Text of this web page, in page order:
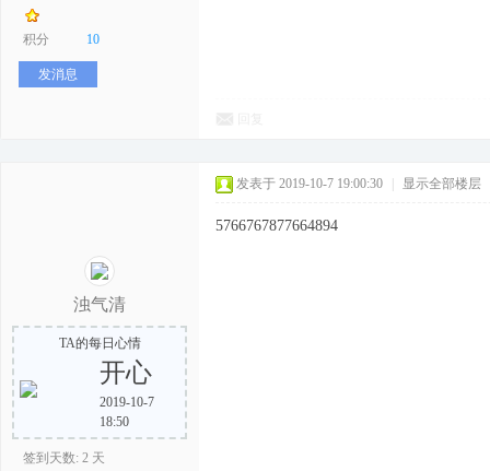
积分 10
发消息
浊气清
TA的每日心情
开心
2019-10-7
18:50
签到天数: 2 天
发表于 2019-10-7 19:00:30 显示全部楼层
5766767877664894